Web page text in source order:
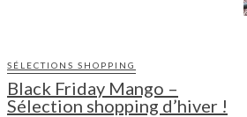
SÉLECTIONS SHOPPING
Black Friday Mango –
Sélection shopping d’hiver !